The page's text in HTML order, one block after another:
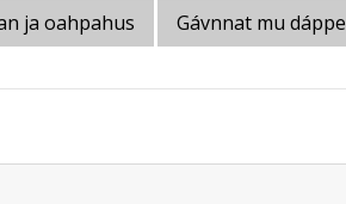
ja oahpahus Gávnnat mu dáppe